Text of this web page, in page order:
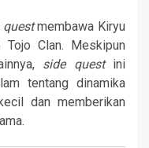
questmembawa Kiryu
Clan. Meskipun
side questini
tentang dinamika
dan memberikan